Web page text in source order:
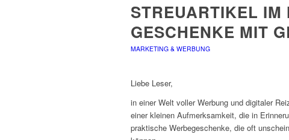
STREUARTIKEL
GESCHENKE MIT
MARKETING & WERBUNG
Liebe Leser,
in einer Welt voller Werbung und digitaler
einer kleinen Aufmerksamkeit, die in
praktische Werbegeschenke, die oft